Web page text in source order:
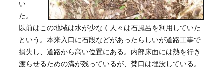
い
た。
以前はこの地域は水が少なく人々は石風呂を利用していた
という。本来入口に石段などがあったらしいが道路工事で
損失し、道路から高い位置にある。内部床面には熱を行き
渡らせるための溝が残っているが、焚口は埋没している。